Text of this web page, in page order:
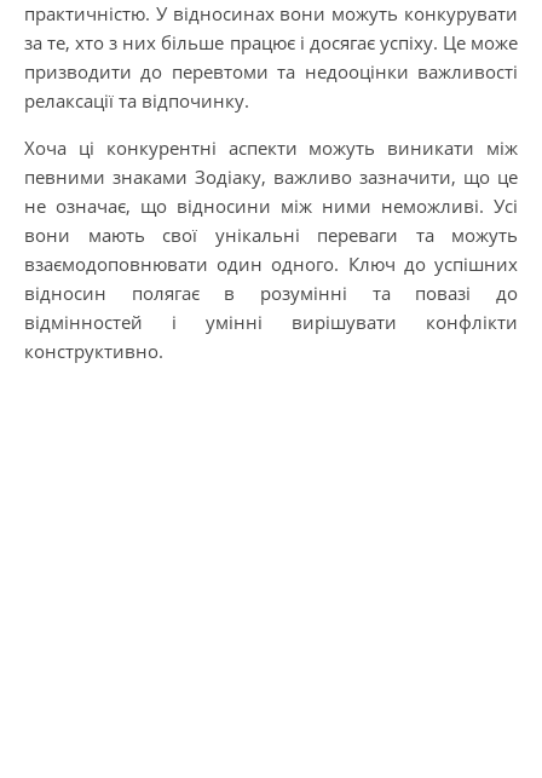
практичністю. У відносинах вони можуть конкурувати
за те, хто з них більше працює і досягає успіху. Це може
призводити до перевтоми та недооцінки важливості
релаксації та відпочинку.
Хоча ці конкурентні аспекти можуть виникати між
певними знаками Зодіаку, важливо зазначити, що це
не означає, що відносини між ними неможливі. Усі
вони мають свої унікальні переваги та можуть
взаємодоповнювати один одного. Ключ до успішних
відносин полягає в розумінні та повазі до
відмінностей і умінні вирішувати конфлікти
конструктивно.